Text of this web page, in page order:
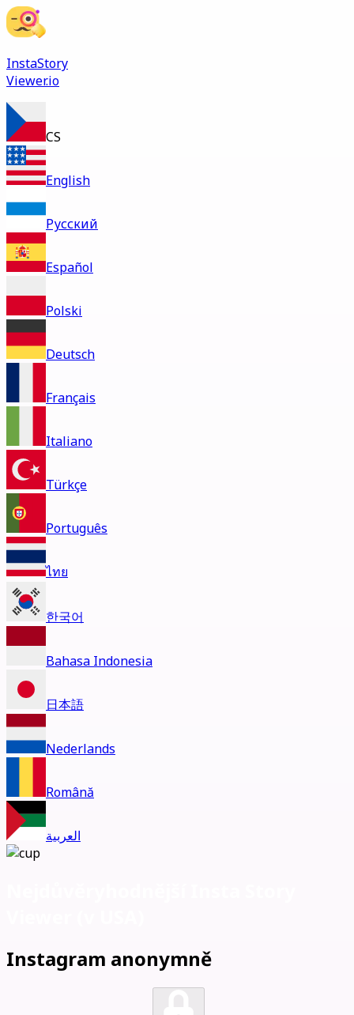
InstaStory
Viewer.io
CS
English
Русский
Español
Polski
Deutsch
Français
Italiano
Türkçe
Português
ไทย
한국어
Bahasa Indonesia
日本語
Nederlands
Română
العربية
Instagram anonymně